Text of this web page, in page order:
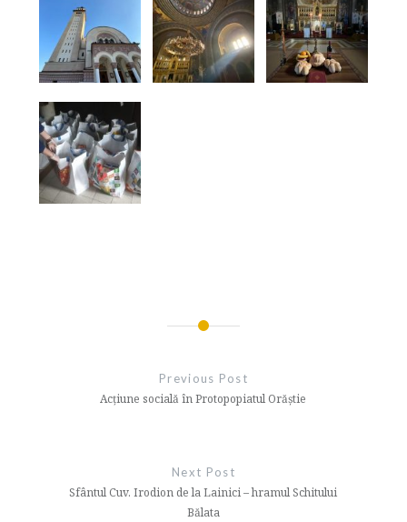
Previous Post
Acțiune socială în Protopopiatul Orăștie
Next Post
Sfântul Cuv. Irodion de la Lainici – hramul Schitului
Bălata